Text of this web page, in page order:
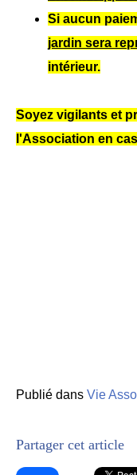
Si aucun
jardin sera
intérieur.
Soyez vigilants et
l'Association en
Publié dans Vie
Partager cet article